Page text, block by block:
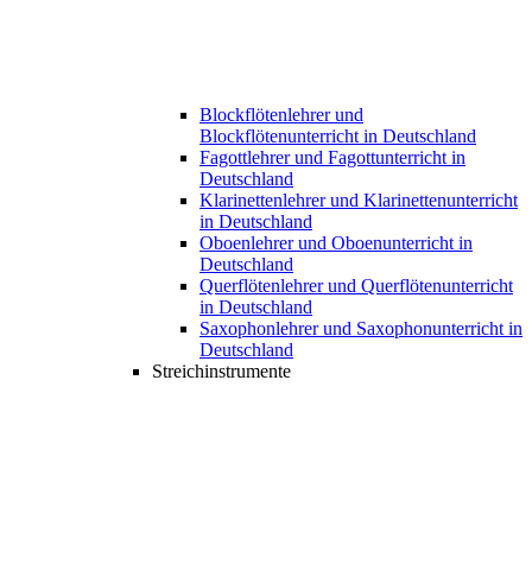
Blockflötenlehrer und
Blockflötenunterricht in Deutschland
Fagottlehrer und Fagottunterricht in
Deutschland
Klarinettenlehrer und Klarinettenunterricht
in Deutschland
Oboenlehrer und Oboenunterricht in
Deutschland
Querflötenlehrer und Querflötenunterricht
in Deutschland
Saxophonlehrer und Saxophonunterricht in
Deutschland
Streichinstrumente